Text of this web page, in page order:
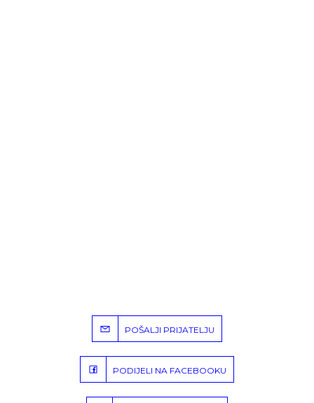
POŠALJI PRIJATELJU
PODIJELI NA FACEBOOKU